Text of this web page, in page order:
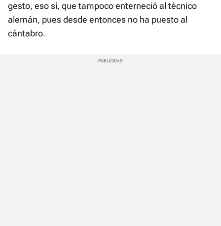
gesto, eso sí, que tampoco enterneció al técnico
alemán, pues desde entonces no ha puesto al
cántabro.